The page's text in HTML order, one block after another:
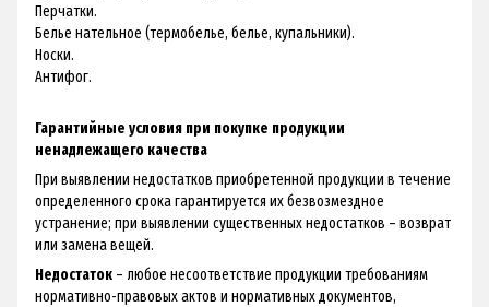
Перчатки.
Белье нательное (термобелье, белье, купальники).
Носки.
Антифог.
Гарантийные условия при покупке продукции
ненадлежащего качества
При выявлении недостатков приобретенной продукции в течение
определенного срока гарантируется их безвозмездное
устранение; при выявлении существенных недостатков – возврат
или замена вещей.
Недостаток – любое несоответствие продукции требованиям
нормативно-правовых актов и нормативных документов,